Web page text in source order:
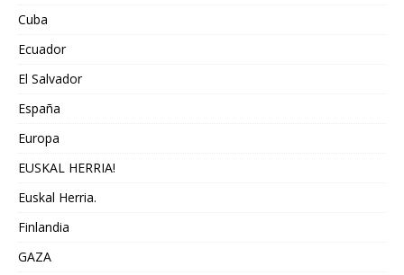
Cuba
Ecuador
El Salvador
España
Europa
EUSKAL HERRIA!
Euskal Herria.
Finlandia
GAZA